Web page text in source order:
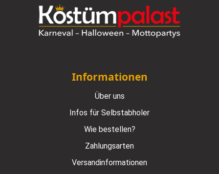
Informationen
Über uns
Infos für Selbstabholer
Wie bestellen?
Zahlungsarten
Versandinformationen